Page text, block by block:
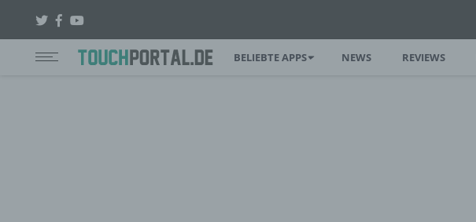
BELIEBTE APPS NEWS REVIEWS